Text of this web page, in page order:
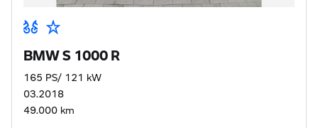
BMW S 1000 R
165 PS/ 121 kW
03.2018
49.000 km